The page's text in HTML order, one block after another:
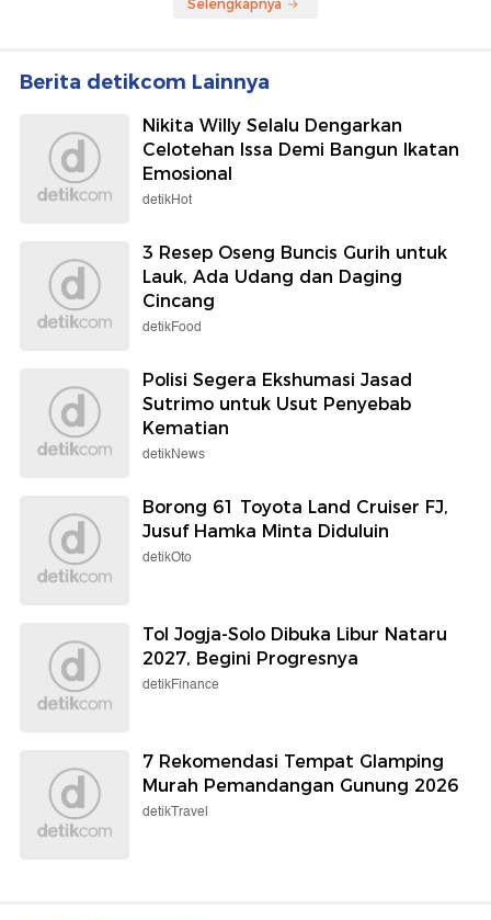
Selengkapnya
Berita detikcom Lainnya
Nikita Willy Selalu Dengarkan
Celotehan Issa Demi Bangun Ikatan
Emosional
detikHot
3 Resep Oseng Buncis Gurih untuk
Lauk, Ada Udang dan Daging
Cincang
detikFood
Polisi Segera Ekshumasi Jasad
Sutrimo untuk Usut Penyebab
Kematian
detikNews
Borong 61 Toyota Land Cruiser FJ,
Jusuf Hamka Minta Diduluin
detikOto
Tol Jogja-Solo Dibuka Libur Nataru
2027, Begini Progresnya
detikFinance
7 Rekomendasi Tempat Glamping
Murah Pemandangan Gunung 2026
detikTravel